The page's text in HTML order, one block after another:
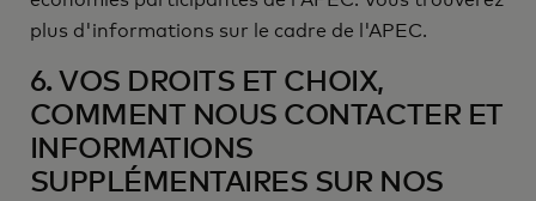
plus d'informations sur le cadre de l'APEC.
6. VOS DROITS ET CHOIX,
COMMENT NOUS CONTACTER ET
INFORMATIONS
SUPPLÉMENTAIRES SUR NOS